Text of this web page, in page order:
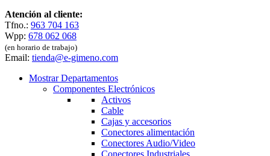
Atención al cliente:
Tfno.: 963 704 163
Wpp: 678 062 068
(en horario de trabajo)
Email: tienda@e-gimeno.com
Mostrar Departamentos
Componentes Electrónicos
Activos
Cable
Cajas y accesorios
Conectores alimentación
Conectores Audio/Video
Conectores Industriales